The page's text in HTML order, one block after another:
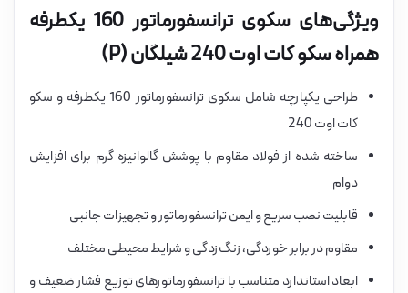
ویژگی‌های سکوی ترانسفورماتور 160 یکطرفه
همراه سکو کات اوت 240 شیلگان (P)
طراحی یکپارچه شامل سکوی ترانسفورماتور 160 یکطرفه و سکو
کات اوت 240
ساخته شده از فولاد مقاوم با پوشش گالوانیزه گرم برای افزایش
دوام
قابلیت نصب سریع و ایمن ترانسفورماتور و تجهیزات جانبی
مقاوم در برابر خوردگی، زنگ‌زدگی و شرایط محیطی مختلف
ابعاد استاندارد متناسب با ترانسفورماتورهای توزیع فشار ضعیف و